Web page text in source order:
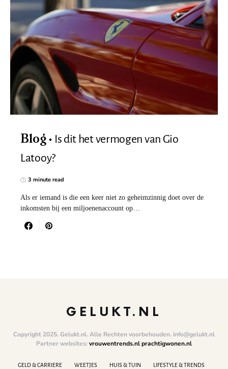
Blog
Is dit het vermogen van Gio
Latooy?
3 minute read
Als er iemand is die een keer niet zo geheimzinnig doet over de
inkomsten bij een miljoenenaccount op…
GELUKT.NL
Copyright 2025. Gelukt.nl. Alle Rechten voorbehouden. info@gelukt.nl
Partner websites:vrouwentrends.nlprachtigwonen.nl
GELD & CARRIERE WEETJES HUIS & TUIN LIFESTYLE & TRENDS